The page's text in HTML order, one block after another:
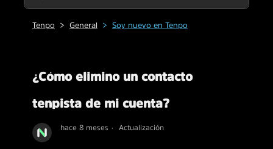
Tenpo General Soy nuevo en Tenpo
¿Cómo elimino un contacto
tenpista de mi cuenta?
hace 8 meses Actualización